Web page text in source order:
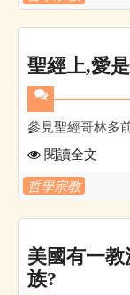
聖經上,愛
參見聖經哥林多
閱讀全文
哲學宗教
美國有一
族?